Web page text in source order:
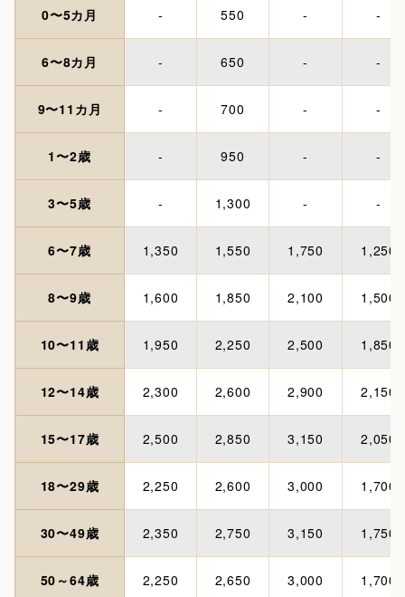
0〜5カ月 - 550 - -
6〜8カ月 - 650 - -
9〜11カ月 - 700 - -
1〜2歳 - 950 - -
3〜5歳 - 1,300 - -
6〜7歳 1,350 1,550 1,750 1,250
8〜9歳 1,600 1,850 2,100 1,500
10〜11歳 1,950 2,250 2,500 1,850
12〜14歳 2,300 2,600 2,900 2,150
15〜17歳 2,500 2,850 3,150 2,050
18〜29歳 2,250 2,600 3,000 1,700
30〜49歳 2,350 2,750 3,150 1,750
50～64歳 2,250 2,650 3,000 1,700